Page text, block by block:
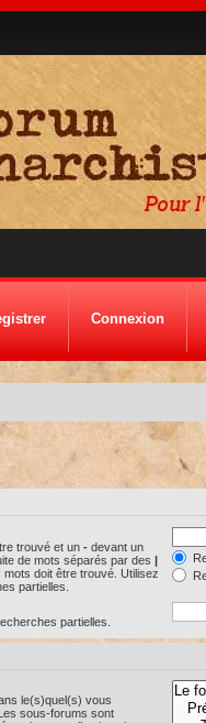
Connexion
trouvé et un -devant un
de mots séparés par des |
doit être trouvé. Utilisez
partielles.
partielles.
le(s)quel(s) vous
sous-forums sont